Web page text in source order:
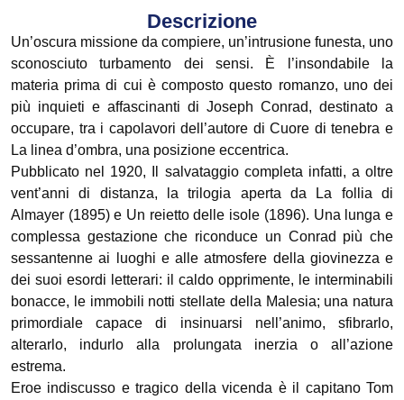
Descrizione
Un’oscura missione da compiere, un’intrusione funesta, uno
sconosciuto turbamento dei sensi. È l’insondabile la
materia prima di cui è composto questo romanzo, uno dei
più inquieti e affascinanti di Joseph Conrad, destinato a
occupare, tra i capolavori dell’autore di Cuore di tenebra e
La linea d’ombra, una posizione eccentrica.
Pubblicato nel 1920, Il salvataggio completa infatti, a oltre
vent’anni di distanza, la trilogia aperta da La follia di
Almayer (1895) e Un reietto delle isole (1896). Una lunga e
complessa gestazione che riconduce un Conrad più che
sessantenne ai luoghi e alle atmosfere della giovinezza e
dei suoi esordi letterari: il caldo opprimente, le interminabili
bonacce, le immobili notti stellate della Malesia; una natura
primordiale capace di insinuarsi nell’animo, sfibrarlo,
alterarlo, indurlo alla prolungata inerzia o all’azione
estrema.
Eroe indiscusso e tragico della vicenda è il capitano Tom